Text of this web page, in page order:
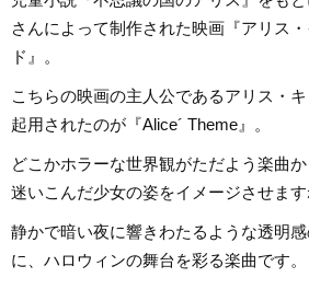
さんによって制作された映画『アリス
ド』。
こちらの映画の主人公であるアリス・
起用されたのが『Alice´ Theme』。
どこかホラーな世界観がただよう楽曲
迷いこんだ少女の姿をイメージさせます
静かで暗い夜に響きわたるような透明
に、ハロウィンの舞台を彩る楽曲です。